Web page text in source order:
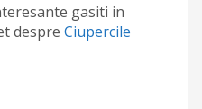
gasiti in
despre Ciupercile